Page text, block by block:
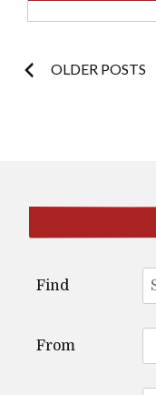
PostsOLDER POSTS
for:
Find
From